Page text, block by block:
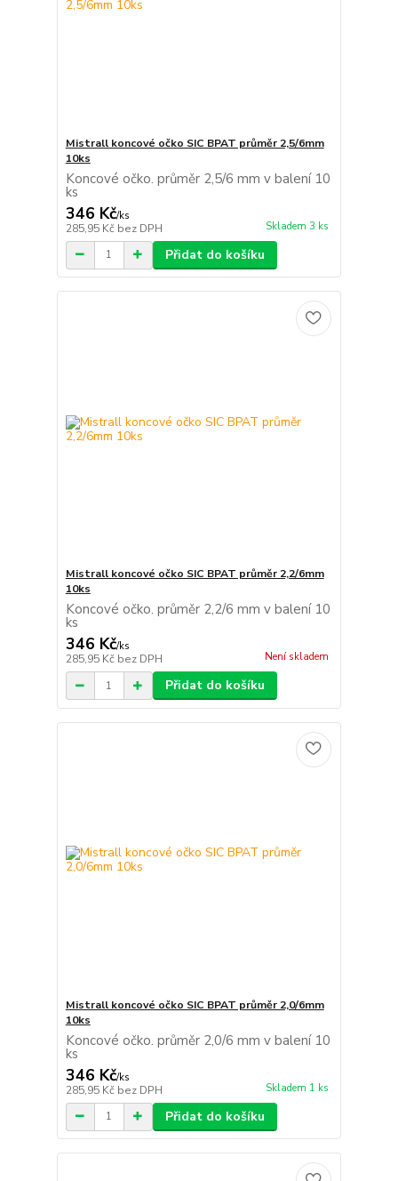
Mistrall koncové očko SIC BPAT průměr 2,5/6mm
10ks
Koncové očko. průměr 2,5/6 mm v balení 10
ks
346 Kč/ks
285,95 Kč bez DPH Skladem 3 ks
Přidat do košíku
Mistrall koncové očko SIC BPAT průměr 2,2/6mm
10ks
Koncové očko. průměr 2,2/6 mm v balení 10
ks
346 Kč/ks
285,95 Kč bez DPH Není skladem
Přidat do košíku
Mistrall koncové očko SIC BPAT průměr 2,0/6mm
10ks
Koncové očko. průměr 2,0/6 mm v balení 10
ks
346 Kč/ks
285,95 Kč bez DPH Skladem 1 ks
Přidat do košíku